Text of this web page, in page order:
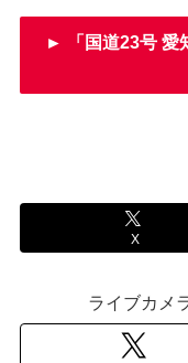
► 「国道23号 愛
X
ライブカメ